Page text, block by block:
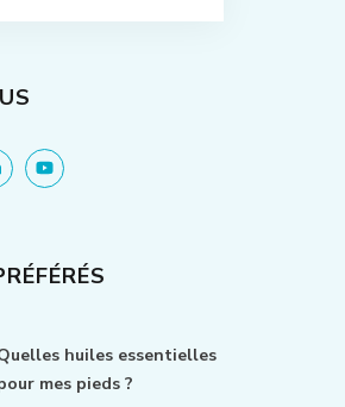
huiles essentielles
mes pieds ?